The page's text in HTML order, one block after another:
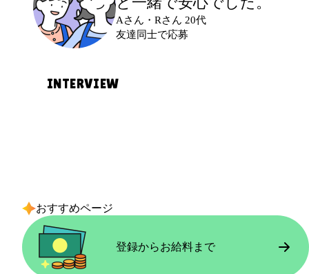
組める時間も多く、程よい距離感で働き
やすい環境です。分からないこともすぐ
ようと思っていました。
同じような主婦の方が多く、お互い様の
同年代の方が多く、休憩中に世間話をし
たりと温かい雰囲気です。初めてでもな
じみやすく、安心して働ける環境だと感
康維持を兼ねて働ける仕事を探していま
した。無理なく続けられそうな軽作業に
興味を持ち、応募しました。
実際に働いてみて
幅広い年代の方が働いていて安心しまし
Aさん・Rさん 20代
友達同士で応募
INTERVIEW
そうだと思ったのがきっかけです。
最初に不安だったこと
おすすめページ
登録からお給料まで